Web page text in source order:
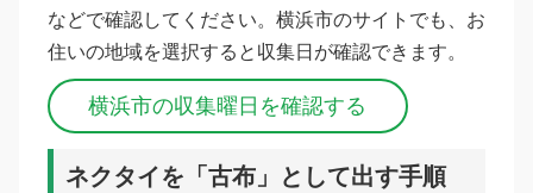
などで確認してください。横浜市のサイトでも、お
住いの地域を選択すると収集日が確認できます。
横浜市の収集曜日を確認する
ネクタイを「古布」として出す手順